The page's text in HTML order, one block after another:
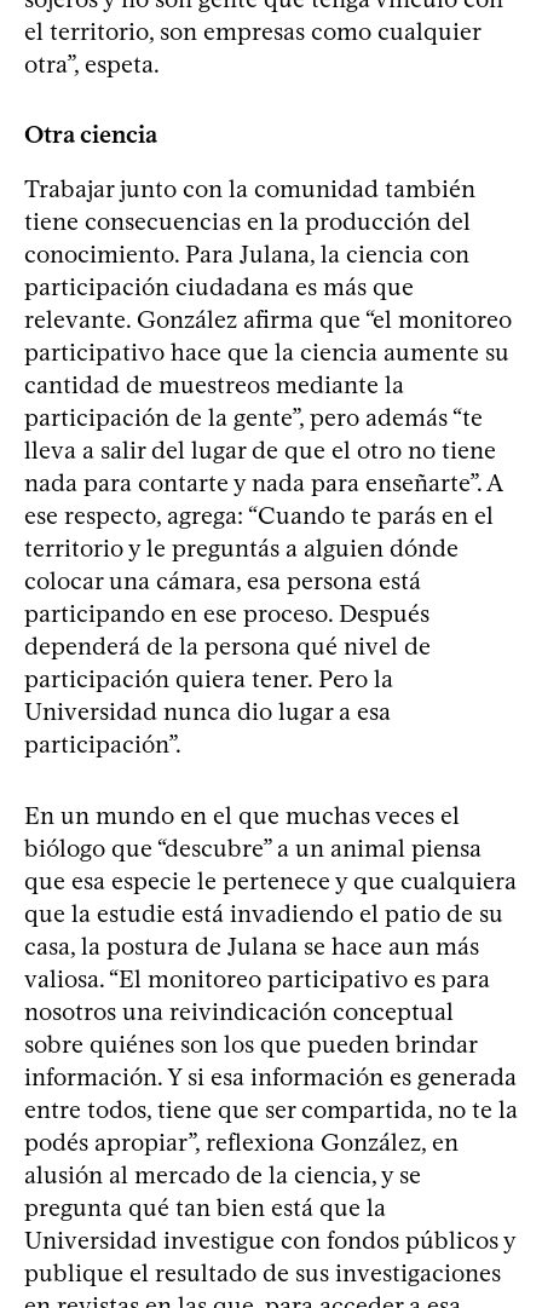
el territorio, son empresas como cualquier
otra”, espeta.
Otra ciencia
Trabajar junto con la comunidad también
tiene consecuencias en la producción del
conocimiento. Para Julana, la ciencia con
participación ciudadana es más que
relevante. González afirma que “el monitoreo
participativo hace que la ciencia aumente su
cantidad de muestreos mediante la
participación de la gente”, pero además “te
lleva a salir del lugar de que el otro no tiene
nada para contarte y nada para enseñarte”. A
ese respecto, agrega: “Cuando te parás en el
territorio y le preguntás a alguien dónde
colocar una cámara, esa persona está
participando en ese proceso. Después
dependerá de la persona qué nivel de
participación quiera tener. Pero la
Universidad nunca dio lugar a esa
participación”.
En un mundo en el que muchas veces el
biólogo que “descubre” a un animal piensa
que esa especie le pertenece y que cualquiera
que la estudie está invadiendo el patio de su
casa, la postura de Julana se hace aun más
valiosa. “El monitoreo participativo es para
nosotros una reivindicación conceptual
sobre quiénes son los que pueden brindar
información. Y si esa información es generada
entre todos, tiene que ser compartida, no te la
podés apropiar”, reflexiona González, en
alusión al mercado de la ciencia, y se
pregunta qué tan bien está que la
Universidad investigue con fondos públicos y
publique el resultado de sus investigaciones